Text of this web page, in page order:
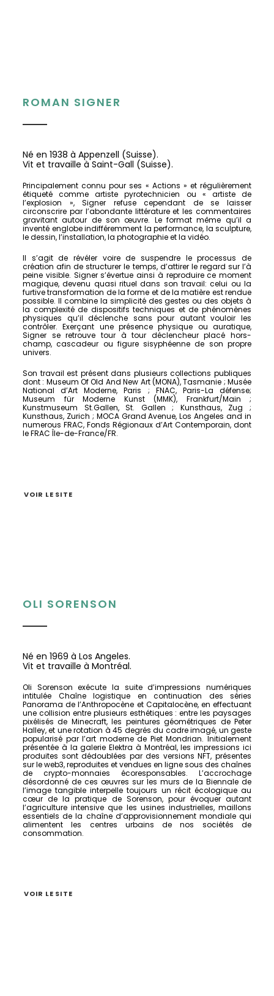
ROMAN SIGNER
Né en 1938 à Appenzell (Suisse).
Vit et travaille à Saint-Gall (Suisse).
Principalement connu pour ses « Actions » et régulièrement
étiqueté comme artiste pyrotechnicien ou « artiste de
l’explosion », Signer refuse cependant de se laisser
circonscrire par l’abondante littérature et les commentaires
gravitant autour de son œuvre. Le format même qu’il a
inventé englobe indifféremment la performance, la sculpture,
le dessin, l’installation, la photographie et la vidéo.
Il s’agit de révéler voire de suspendre le processus de
création afin de structurer le temps, d’attirer le regard sur l’à
peine visible. Signer s’évertue ainsi à reproduire ce moment
magique, devenu quasi rituel dans son travail: celui ou la
furtive transformation de la forme et de la matière est rendue
possible. Il combine la simplicité des gestes ou des objets à
la complexité de dispositifs techniques et de phénomènes
physiques qu’il déclenche sans pour autant vouloir les
contrôler. Exerçant une présence physique ou auratique,
Signer se retrouve tour à tour déclencheur placé hors-
champ, cascadeur ou figure sisyphéenne de son propre
univers.
Son travail est présent dans plusieurs collections publiques
dont : Museum Of Old And New Art (MONA), Tasmanie ; Musée
National d’Art Moderne, Paris ; FNAC, Paris-La défense;
Museum für Moderne Kunst (MMK), Frankfurt/Main ;
Kunstmuseum St.Gallen, St. Gallen ; Kunsthaus, Zug ;
Kunsthaus, Zurich ; MOCA Grand Avenue, Los Angeles and in
numerous FRAC, Fonds Régionaux d’Art Contemporain, dont
le FRAC Île-de-France/FR.
VOIR LE SITE
OLI SORENSON
Né en 1969 à Los Angeles.
Vit et travaille à Montréal.
Oli Sorenson exécute la suite d’impressions numériques
intitulée Chaîne logistique en continuation des séries
Panorama de l’Anthropocène et Capitalocène, en effectuant
une collision entre plusieurs esthétiques : entre les paysages
pixélisés de Minecraft, les peintures géométriques de Peter
Halley, et une rotation à 45 degrés du cadre imagé, un geste
popularisé par l’art moderne de Piet Mondrian. Initialement
présentée à la galerie Elektra à Montréal, les impressions ici
produites sont dédoublées par des versions NFT, présentes
sur le web3, reproduites et vendues en ligne sous des chaînes
de crypto-monnaies écoresponsables. L’accrochage
désordonné de ces œuvres sur les murs de la Biennale de
l’image tangible interpelle toujours un récit écologique au
cœur de la pratique de Sorenson, pour évoquer autant
l’agriculture intensive que les usines industrielles, maillons
essentiels de la chaîne d’approvisionnement mondiale qui
alimentent les centres urbains de nos sociétés de
consommation.
VOIR LE SITE